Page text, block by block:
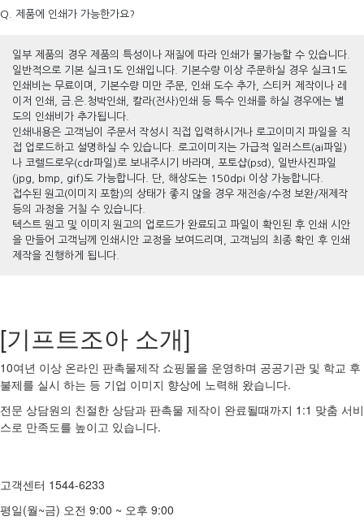
Q. 제품에 인쇄가 가능한가요?
일부 제품의 경우 제품의 특성이나 재질에 따라 인쇄가 불가능할 수 있습니다.
일반적으로 기본 실크1도 인쇄입니다. 기본수량 이상 주문하실 경우 실크1도
인쇄비는 무료이며, 기본수량 미만 주문, 인쇄 도수 추가, 스티커 제작이나 레
이저 인쇄, 금.은.청박인쇄, 칼라(전사)인쇄 등 특수 인쇄를 하실 경우에는 별
도의 인쇄비가 추가됩니다.
인쇄내용은 고객님이 주문서 작성시 직접 입력하시거나 로고이미지 파일을 직
접 업로드하고 설명하실 수 있습니다. 로고이미지는 가급적 일러스트(ai파일)
나 코렐드로우(cdr파일)로 보내주시기 바라며, 포토샵(psd), 일반사진파일
(jpg, bmp, gif)도 가능합니다. 단, 해상도는 150dpi 이상 가능합니다.
접수된 원고(이미지 포함)의 상태가 좋지 않을 경우 재전송/수정 보완/재제작
등의 과정을 거칠 수 있습니다.
텍스트 원고 및 이미지 원고의 업로드가 완료되고 파일이 확인된 후 인쇄 시안
을 만들어 고객님께 인쇄시안 교정을 보여드리며, 고객님의 최종 확인 후 인쇄
제작을 진행하게 됩니다.
[기프트조아 소개]
10여년 이상 온라인 판촉물제작 쇼핑몰을 운영하며 공공기관 및 학교 후
불제를 실시 하는 등 기업 이미지 향상에 노력해 왔습니다.
전문 상담원의 친절한 상담과 판촉물 제작이 완료될때까지 1:1 맞춤 서비
스로 만족도를 높이고 있습니다.
고객센터 1544-6233
평일(월~금) 오전 9:00 ~ 오후 9:00